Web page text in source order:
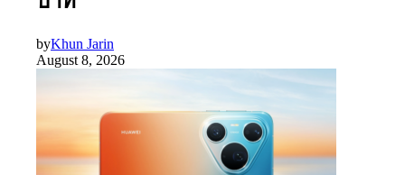
byKhun Jarin
August 8, 2026